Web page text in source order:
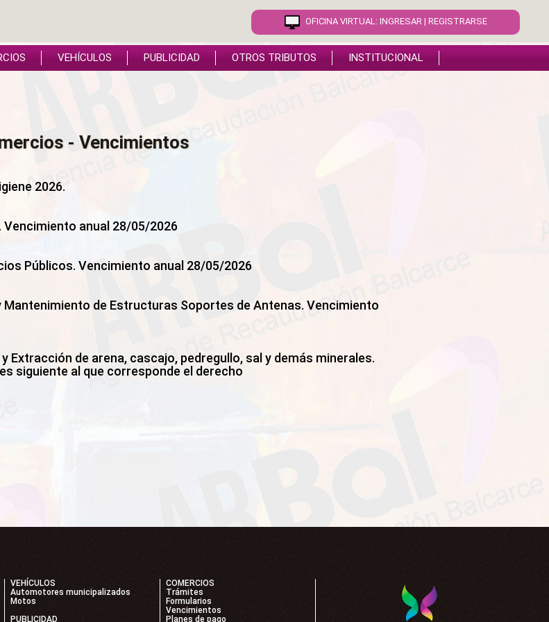
OFICINA VIRTUAL: INGRESAR| REGISTRARSE
VEHÍCULOS PUBLICIDAD OTROS TRIBUTOS INSTITUCIONAL
- Vencimientos
2026.
Vencimiento anual 28/05/2026
Públicos. Vencimiento anual 28/05/2026
Mantenimiento de Estructuras Soportes de Antenas. Vencimiento
Extracción de arena, cascajo, pedregullo, sal y demás minerales.
siguiente al que corresponde el derecho
VEHÍCULOS
Automotores municipalizados
Motos
PUBLICIDAD
COMERCIOS
Trámites
Formularios
Vencimientos
Planes de pago